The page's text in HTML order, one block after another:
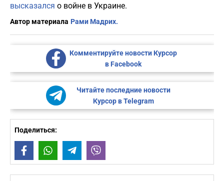
высказался о войне в Украине.
Автор материала Рами Мадрих.
Комментируйте новости Курсор
в Facebook
Читайте последние новости
Курсор в Telegram
Поделиться:
FacebookWhatsAppTelegram